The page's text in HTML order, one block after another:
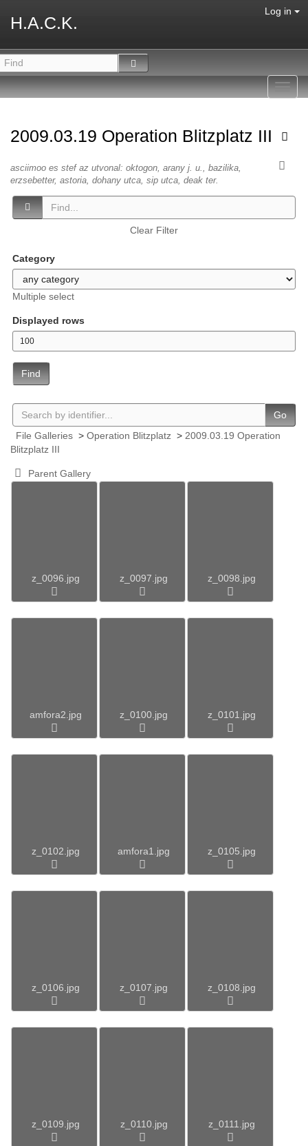
H.A.C.K.
Log in
2009.03.19 Operation Blitzplatz III
asciimoo es stef az utvonal: oktogon, arany j. u., bazilika,
erzsebetter, astoria, dohany utca, sip utca, deak ter.
Clear Filter
Category
Multiple select
Displayed rows
Find
Go
File Galleries > Operation Blitzplatz > 2009.03.19 Operation
Blitzplatz III
Parent Gallery
z_0096.jpg z_0097.jpg z_0098.jpg
amfora2.jpg z_0100.jpg z_0101.jpg
z_0102.jpg amfora1.jpg z_0105.jpg
z_0106.jpg z_0107.jpg z_0108.jpg
z_0109.jpg z_0110.jpg z_0111.jpg